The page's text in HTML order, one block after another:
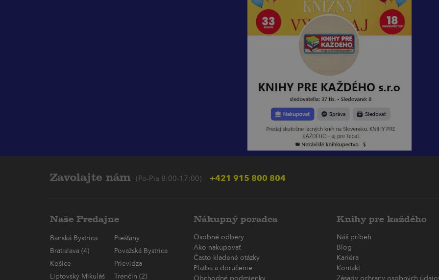
Zavolajte nám (Po-Pia 8:00-17:00) +421 915 800 804
Naše Predajne
Banská Bystrica
Piešťany
Bratislava (4)
Považská Bystrica
Košice
Prievidza
Liptovský Mikuláš
Trenčín (2)
Nákupný poradca
Osobné odbery
Ako nakupovať
Často kladené otázky
Platba a doručenie
Obchodné podmienky
Knihy pre každého
Náš príbeh
Blog
Kariéra
Kontakt
Zásady ochrany osobných